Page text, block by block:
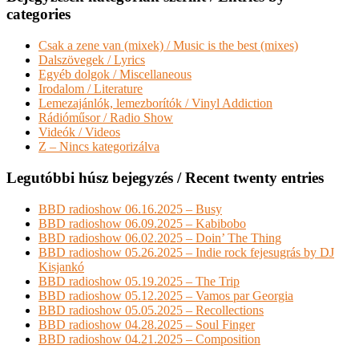
categories
Csak a zene van (mixek) / Music is the best (mixes)
Dalszövegek / Lyrics
Egyéb dolgok / Miscellaneous
Irodalom / Literature
Lemezajánlók, lemezborítók / Vinyl Addiction
Rádióműsor / Radio Show
Videók / Videos
Z – Nincs kategorizálva
Legutóbbi húsz bejegyzés / Recent twenty entries
BBD radioshow 06.16.2025 – Busy
BBD radioshow 06.09.2025 – Kabibobo
BBD radioshow 06.02.2025 – Doin’ The Thing
BBD radioshow 05.26.2025 – Indie rock fejesugrás by DJ
Kisjankó
BBD radioshow 05.19.2025 – The Trip
BBD radioshow 05.12.2025 – Vamos par Georgia
BBD radioshow 05.05.2025 – Recollections
BBD radioshow 04.28.2025 – Soul Finger
BBD radioshow 04.21.2025 – Composition